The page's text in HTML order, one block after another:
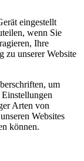
eingestellt
wenn Sie
Ihre
zu unserer Website
um
Arten von
Websites
können.